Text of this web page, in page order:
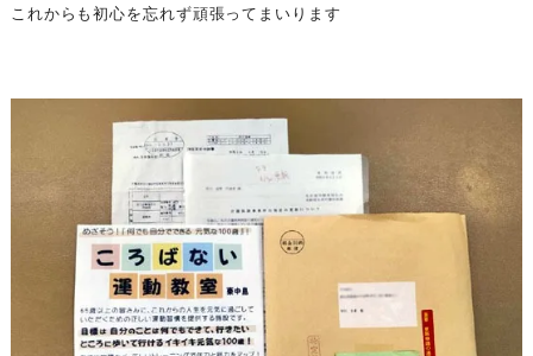
これからも初心を忘れず頑張ってまいります